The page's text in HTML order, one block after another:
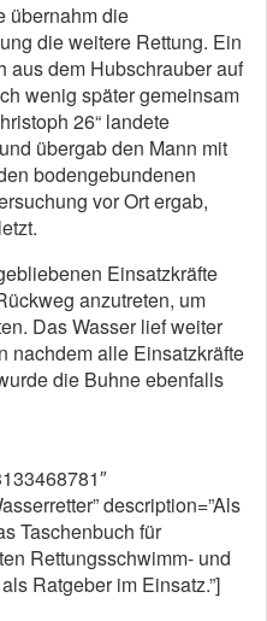
übernahm die
die weitere Rettung. Ein
aus dem Hubschrauber auf
wenig später gemeinsam
26“ landete
übergab den Mann mit
bodengebundenen
vor Ort ergab,
Einsatzkräfte
anzutreten, um
Das Wasser lief weiter
nachdem alle Einsatzkräfte
die Buhne ebenfalls
description=”Als
Taschenbuch für
Rettungsschwimm- und
Ratgeber im Einsatz.”]